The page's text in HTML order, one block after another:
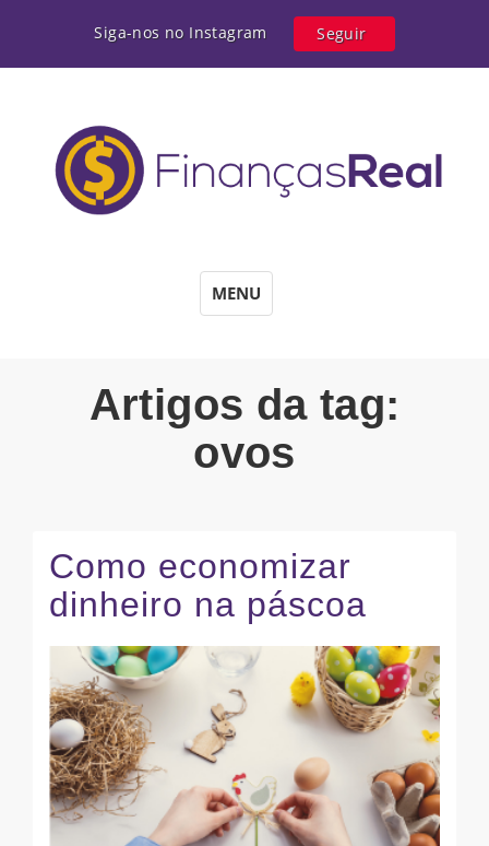
Siga-nos no Instagram Seguir
MENU
Artigos da tag:
ovos
Como economizar
dinheiro na páscoa